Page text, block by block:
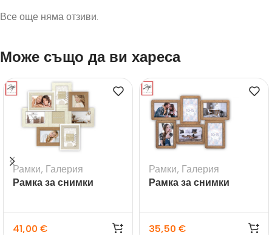
Все още няма отзиви.
Може също да ви хареса
Рамки, Галерия
Рамка за снимки
41,00 €
Рамки, Галерия
Рамка за снимки
35,50 €